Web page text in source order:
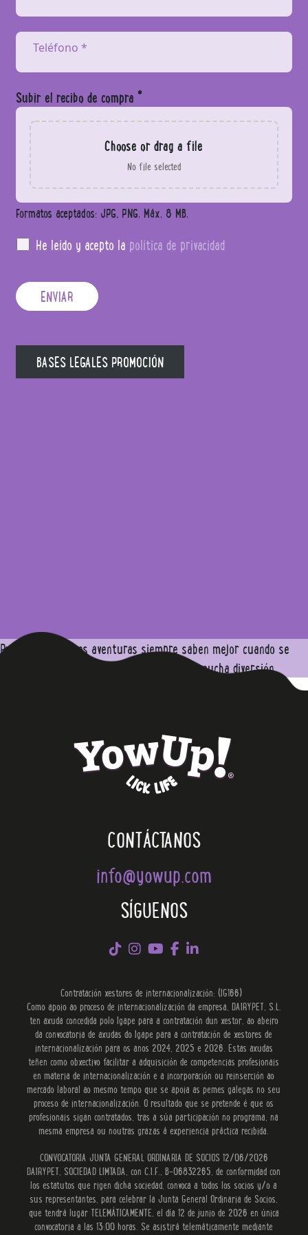
Teléfono *
Subir el recibo de compra *
Choose or drag a file
No file selected
Formatos aceptados: JPG, PNG. Máx. 8 MB.
He leído y acepto la política de privacidad
BASES LEGALES PROMOCIÓN
Porque las mejores aventuras siempre saben mejor cuando se
comparten entre lametones, chapuzones y mucha diversión.
CONTÁCTANOS
info@yowup.com
SÍGUENOS
Contratación xestores de internacionalización: (IG166)
Como apoio ao proceso de internacionalización da empresa, DAIRYPET, S.L.
ten axuda concedida polo Igape para a contratación dun xestor, ao abeiro
da convocatoria de axudas do Igape para a contratación de xestores de
internacionalización para os anos 2024, 2025 e 2026. Estas axudas
teñen como obxectivo facilitar a adquisición de competencias profesionais
en materia de internacionalización e a incorporación ou reinserción ao
mercado laboral ao mesmo tempo que se apoia as pemes galegas no seu
proceso de internacionalización. O resultado que se pretende é que os
profesionais sigan contratados, tras a súa participación no programa, na
mesma empresa ou noutras grazas á experiencia práctica recibida.
CONVOCATORIA JUNTA GENERAL ORDINARIA DE SOCIOS 12/06/2026
DAIRYPET, SOCIEDAD LIMTADA, con C.I.F., B-06832265, de conformidad con
los estatutos que rigen dicha sociedad, convoca a todos los socios y/o a
sus representantes, para celebrar la Junta General Ordinaria de Socios,
que tendrá lugar TELEMÁTICAMENTE, el día 12 de junio de 2026 en única
convocatoria a las 13:00 horas. Se asistirá telemáticamente mediante